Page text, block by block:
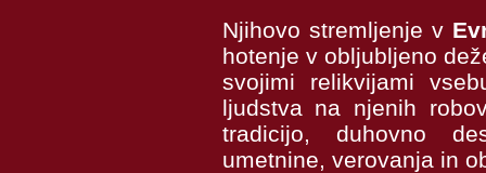
Njihovo stremljenje v
hotenje v obljubljeno
svojimi relikvijami
ljudstva na njenih
tradicijo, duhovno
umetnine, verovanja in